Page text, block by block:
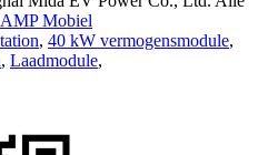
AMP Mobiel
, 40 kW vermogensmodule,
, Laadmodule,